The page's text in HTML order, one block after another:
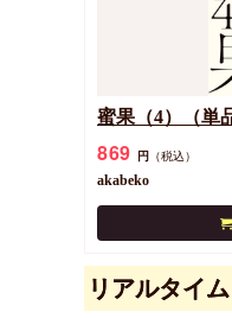
蜜果（4）（単
869 円 （税込）
akabeko
リアルタイ